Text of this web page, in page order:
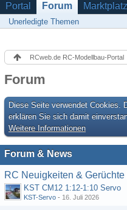
Portal Forum Marktplatz
Unerledigte Themen
RCweb.de RC-Modellbau-Portal
Forum
Diese Seite verwendet Cookies.
erklären Sie sich damit
Weitere Informationen
Forum & News
RC Neuigkeiten & Gerüchte
KST CM12 1:12-1:10 Servo
KST-Servo - 16. Juli 2026